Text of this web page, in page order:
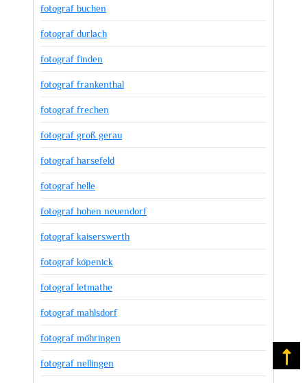
fotograf buchen
fotograf durlach
fotograf finden
fotograf frankenthal
fotograf frechen
fotograf groß gerau
fotograf harsefeld
fotograf helle
fotograf hohen neuendorf
fotograf kaiserswerth
fotograf köpenick
fotograf letmathe
fotograf mahlsdorf
fotograf möhringen
fotograf nellingen